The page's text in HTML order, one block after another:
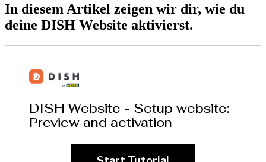
In diesem Artikel zeigen wir dir, wie du
deine DISH Website aktivierst.